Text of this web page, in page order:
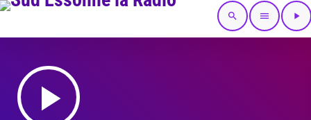
search menu play_arrow
play_arrow